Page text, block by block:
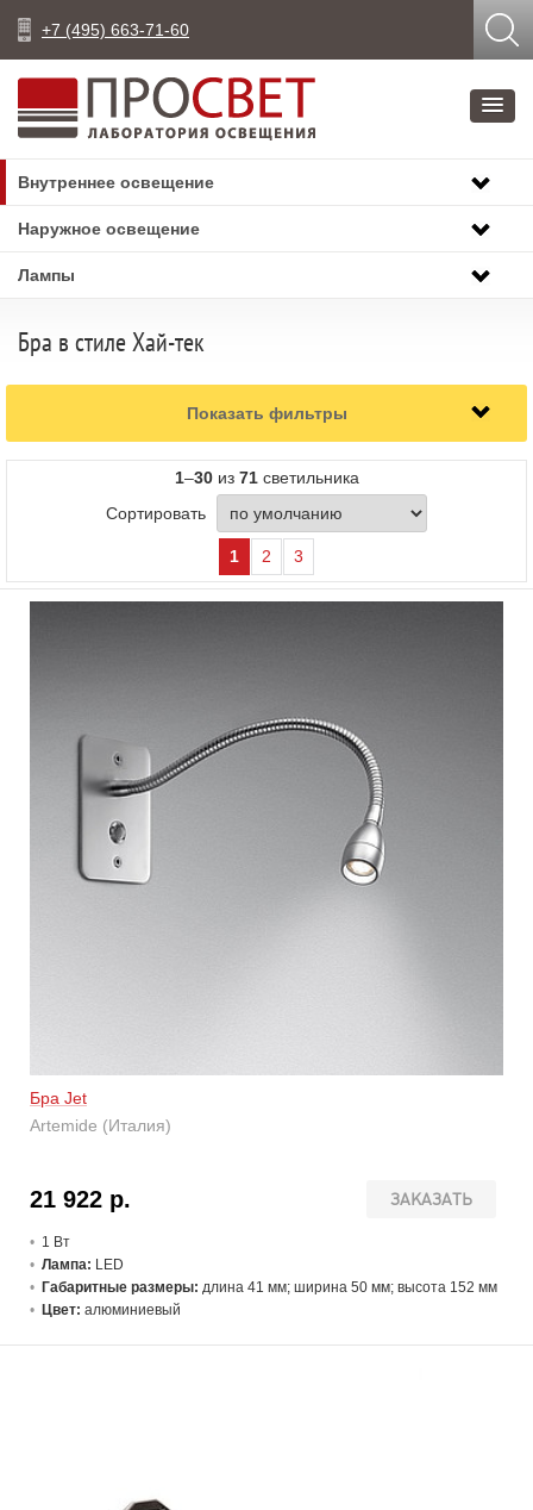
+7 (495) 663-71-60
Внутреннее освещение
Наружное освещение
Лампы
Бра в стиле Хай-тек
Показать фильтры
1–30из 71светильника
Сортировать
1 2 3
Бра Jet
Artemide (Италия)
ЗАКАЗАТЬ
21 922 р.
1 Вт
Лампа: LED
Габаритные размеры: длина 41 мм; ширина 50 мм; высота 152 мм
Цвет: алюминиевый